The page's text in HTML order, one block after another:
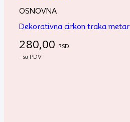
OSNOVNA
Dekorativna cirkon traka metar
280,00 RSD
- sa PDV